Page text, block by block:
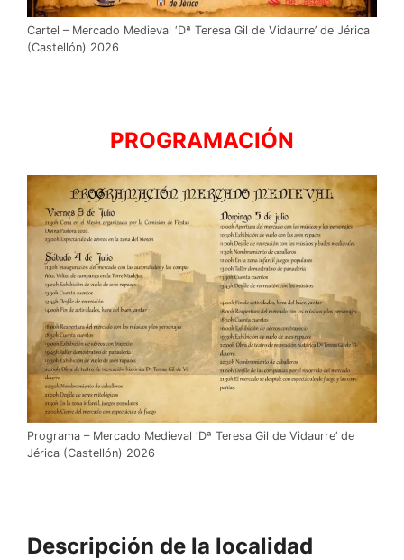
Cartel – Mercado Medieval ‘Dª Teresa Gil de Vidaurre’ de Jérica
(Castellón) 2026
PROGRAMACIÓN
Programa – Mercado Medieval ‘Dª Teresa Gil de Vidaurre’ de
Jérica (Castellón) 2026
Descripción de la localidad